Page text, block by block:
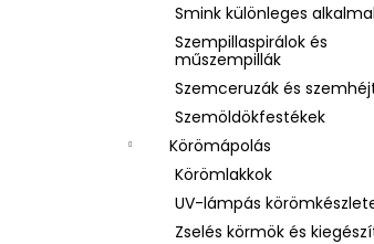
Smink különleges
Szempillaspirálok és
műszempillák
Szemceruzák és
Szemöldökfestékek
Körömápolás
Körömlakkok
UV-lámpás
Zselés körmök és